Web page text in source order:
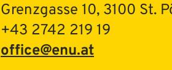
Grenzgasse 10, 3100 St.
+43 2742 219 19
office@enu.at